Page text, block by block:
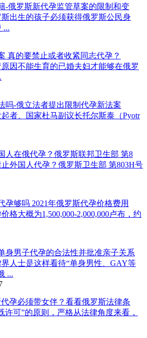
-俄罗斯新代孕监管草案的限制和变
出生的孩子必须获得俄罗斯公民身
...
真的要禁止或者收紧同志代孕？
因不能生育的已婚夫妇才能够在俄罗
吗-俄立法者提出限制代孕新法案
者、国家杜马副议长托尔斯泰（Pyotr
人在俄代孕？俄罗斯联邦卫生部 第8
外国人代孕？俄罗斯卫生部 第803H号
孕够吗 2021年俄罗斯代孕价格费用
格大概为1,500,000-2,000,000卢布，约
身男子代孕的合法性并批准亲子关系
人士是这样看待“单身男性、GAY等
...
孕必须带女伴？看看俄罗斯法律条
许可”的原则，严格从法律角度来看，